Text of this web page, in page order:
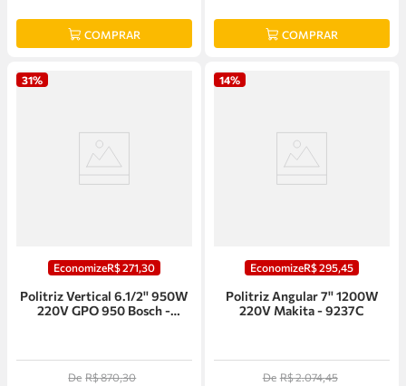
COMPRAR COMPRAR
31%
EconomizeR$271 30
Politriz Vertical 6.1/2'' 950W
220V GPO 950 Bosch -
De R$870,30
14%
EconomizeR$295 ,45
Politriz Angular 7'' 1200W
220V Makita - 9237C
De R$2.074,45